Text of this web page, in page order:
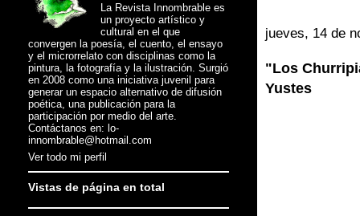
jueves, 14 de
"Los
Yustes
La Revista Innombrable es
un proyecto artístico y
cultural en el que
convergen la poesía, el cuento, el ensayo
y el microrrelato con disciplinas como la
pintura, la fotografía y la ilustración. Surgió
en 2008 como una iniciativa juvenil para
generar un espacio alternativo de difusión
poética, una publicación para la
participación por medio del arte.
Contáctanos en: lo-
innombrable@hotmail.com
Ver todo mi perfil
Vistas de página en total